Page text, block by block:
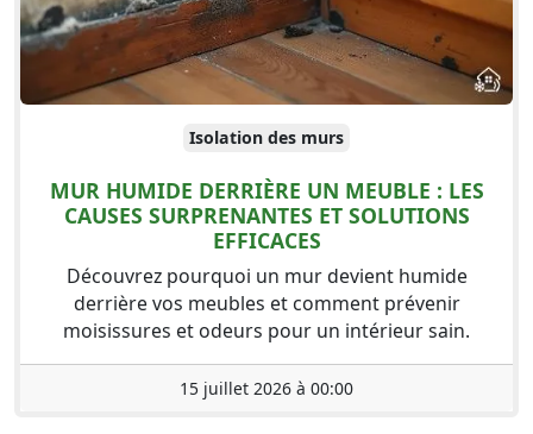
Isolation des murs
MUR HUMIDE DERRIÈRE UN MEUBLE : LES
CAUSES SURPRENANTES ET SOLUTIONS
EFFICACES
Découvrez pourquoi un mur devient humide
derrière vos meubles et comment prévenir
moisissures et odeurs pour un intérieur sain.
15 juillet 2026 à 00:00